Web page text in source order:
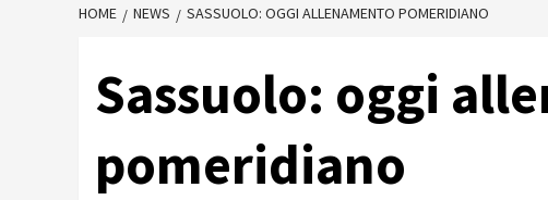
HOME NEWS SASSUOLO: OGGI ALLENAMENTO POMERIDIANO
Sassuolo: oggi
pomeridiano